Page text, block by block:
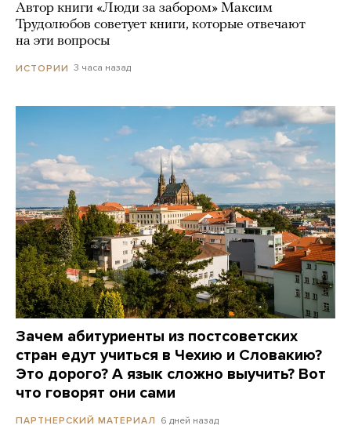
Автор книги «Люди за забором» Максим
Трудолюбов советует книги, которые отвечают
на эти вопросы
ИСТОРИИ 3 часа назад
Зачем абитуриенты из постсоветских
стран едут учиться в Чехию и Словакию?
Это дорого? А язык сложно выучить? Вот
что говорят они сами
ПАРТНЕРСКИЙ МАТЕРИАЛ 6 дней назад